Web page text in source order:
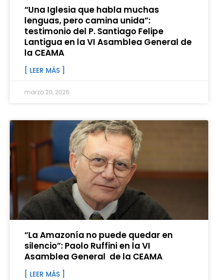
“Una Iglesia que habla muchas
lenguas, pero camina unida”:
testimonio del P. Santiago Felipe
Lantigua en la VI Asamblea General de
la CEAMA
[ LEER MÁS ]
marzo 20, 2026
“La Amazonía no puede quedar en
silencio”: Paolo Ruffini en la VI
Asamblea General de la CEAMA
[ LEER MÁS ]